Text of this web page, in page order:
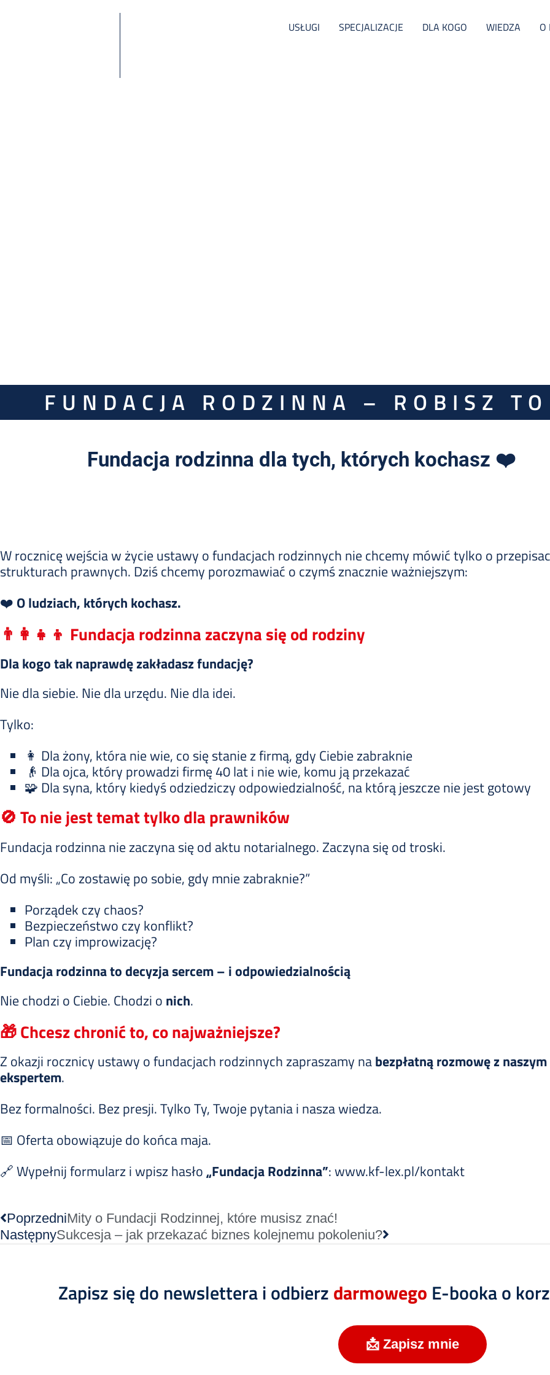
USŁUGI SPECJALIZACJE DLA KOGO WIEDZA O
FUNDACJA RODZINNA – ROBISZ
Fundacja rodzinna dla tych, których kochasz ❤️
W rocznicę wejścia w życie ustawy o fundacjach rodzinnych nie chcemy mówić tylko o
strukturach prawnych. Dziś chcemy porozmawiać o czymś znacznie ważniejszym:
❤️ O ludziach, których kochasz.
👨‍👩‍👧‍👦 Fundacja rodzinna zaczyna się od rodziny
Dla kogo tak naprawdę zakładasz fundację?
Nie dla siebie. Nie dla urzędu. Nie dla idei.
Tylko:
👩 Dla żony, która nie wie, co się stanie z firmą, gdy Ciebie zabraknie
👴 Dla ojca, który prowadzi firmę 40 lat i nie wie, komu ją przekazać
🧩 Dla syna, który kiedyś odziedziczy odpowiedzialność, na którą jeszcze nie jest gotowy
🚫 To nie jest temat tylko dla prawników
Fundacja rodzinna nie zaczyna się od aktu notarialnego. Zaczyna się od troski.
Od myśli: „Co zostawię po sobie, gdy mnie zabraknie?”
Porządek czy chaos?
Bezpieczeństwo czy konflikt?
Plan czy improwizację?
Fundacja rodzinna to decyzja sercem – i odpowiedzialnością
Nie chodzi o Ciebie. Chodzi o nich.
🎁 Chcesz chronić to, co najważniejsze?
Z okazji rocznicy ustawy o fundacjach rodzinnych zapraszamy nabezpłatną rozmowę z naszym
ekspertem.
Bez formalności. Bez presji. Tylko Ty, Twoje pytania i nasza wiedza.
📅 Oferta obowiązuje do końca maja.
🔗 Wypełnij formularz i wpisz hasło„Fundacja Rodzinna”:www.kf-lex.pl/kontakt
PoprzedniMity o Fundacji Rodzinnej, które musisz znać!
NastępnySukcesja – jak przekazać biznes kolejnemu pokoleniu?
Zapisz się do newslettera i odbierzdarmowego E-booka o
📩 Zapisz mnie